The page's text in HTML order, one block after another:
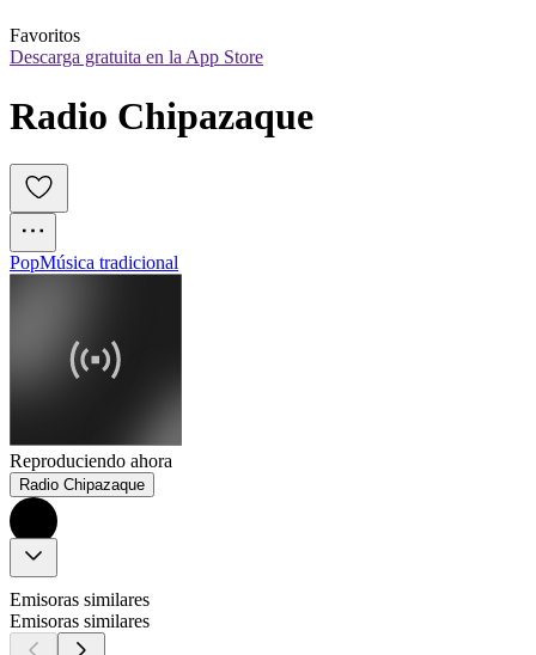
Favoritos
Descarga gratuita en la App Store
Radio Chipazaque
PopMúsica tradicional
Reproduciendo ahora
Radio Chipazaque
Emisoras similares
Emisoras similares